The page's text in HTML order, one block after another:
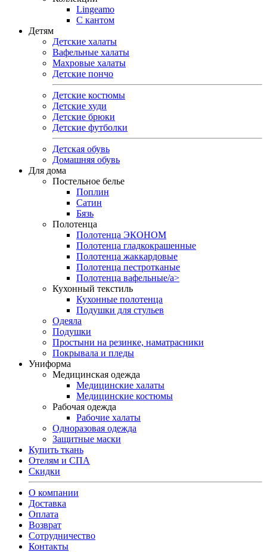
Lingeamo
С кантом
Детям
Детские халаты
Вафельные халаты
Махровые халаты
Детские пончо
Детские костюмы
Детские худи
Детские брюки
Детские футболки
Детская обувь
Домашняя обувь
Для дома
Постельное белье
Поплин
Сатин
Бязь
Полотенца
Полотенца ЭКОНОМ
Полотенца гладкокрашенные
Полотенца жаккардовые
Полотенца пестротканые
Полотенца вафельные/a>
Кухонный текстиль
Кухонные полотенца
Подушки для стульев
Одеяла
Подушки
Простыни на резинке, наматрасники
Покрывала и пледы
Униформа
Медицинская одежда
Медицинские халаты
Медицинские костюмы
Рабочая одежда
Рабочие халаты
Одноразовая одежда
Защитные маски
Купить ткань
Отелям и СПА
Скидки
О компании
Доставка
Оплата
Возврат
Сотрудничество
Контакты